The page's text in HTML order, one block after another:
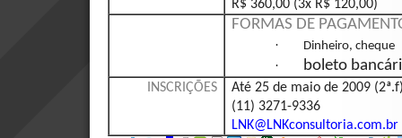
R$ 360,00 (3x R$ 120,00)
FORMAS DE
· Dinheiro, cheque
· boleto
INSCRIÇÕES
Até 25 de maio de 2009
(11) 3271-9336
LNK@LNKconsultoria.com.br